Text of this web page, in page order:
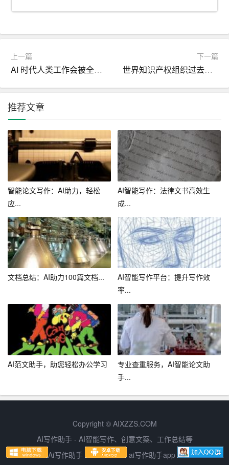
时反馈，解答疑问；在客户服务领域，AI助手可以为企业
1.职业危机
随着AI中文写作技术的不断提升，部分传统写作领域的工
作可能会受到冲击。例如，新闻记者、文案策划等职业可
能会面临一定的竞争压力。然而，这并不意味着人类作家
将被淘汰，而是要求他们在技能上进行转型升级。
2.创作精神的缺失
相较于人类作家，AI写作助手在情感、价值观等方面可能
缺乏深度。因此，在某些需要强烈情感表达和深度思考的
领域，AI中文写作可能无法完全替代人类作家。这就要求
人类作家在创作中更加注重独特性、创新性和人文关怀。
3.知识产权问题
随着AI中文写作的普及，如何保护知识产权成为一个亟待
解决的问题。在实践中，AI写作助手生成的作品往往涉及
到版权归属、侵权责任等方面的法律问题。因此，相关部
门需要加强对AI中文写作领域的知识产权保护。
三、未来发展趋势
1.人机协作
在未来，AI中文写作助手将与人类作家实现更深层次的协
求，调整写作风格和内容。通过人机协作，实现更高质量
的中文写作。
2.个性化定制
上一篇
AI 时代人类工作会被全面取代吗
下一篇
世界知识产权组织过去十年中国生成式AI专利申请量居全球第一
推荐文章
智能论文写作：AI助力，轻松
应...
AI智能写作：法律文书高效生
成...
文档总结：AI助力100篇文档...
AI智能写作平台：提升写作效
率...
AI范文助手，助您轻松办公学习
专业查重服务，AI智能论文助
手...
Copyright © AIXZZS.COM
AI写作助手 - AI智能写作、创意文案、工作总结等
Ai写作助手
ai写作助手app